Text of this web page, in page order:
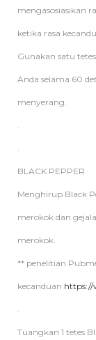
mengasosiasikan
ketika rasa
Gunakan satu
Anda selama 60
menyerang.
.
.
BLACK PEPPER
Menghirup Black
merokok dan
merokok.
** penelitian
kecanduan https://
.
Tuangkan 1 tetes